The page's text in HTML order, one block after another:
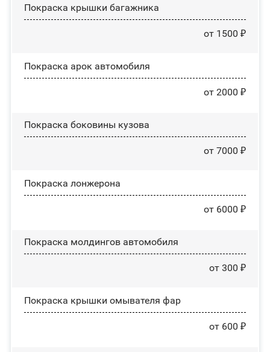
Покраска крышки багажника
от 1500 ₽
Покраска арок автомобиля
от 2000 ₽
Покраска боковины кузова
от 7000 ₽
Покраска лонжерона
от 6000 ₽
Покраска молдингов автомобиля
от 300 ₽
Покраска крышки омывателя фар
от 600 ₽